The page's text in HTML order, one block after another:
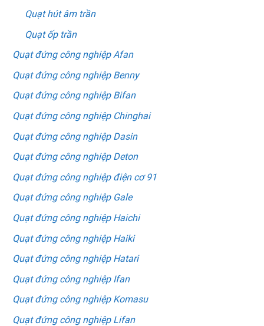
Quạt hút âm trần
Quạt ốp trần
Quạt đứng công nghiệp Afan
Quạt đứng công nghiệp Benny
Quạt đứng công nghiệp Bifan
Quạt đứng công nghiệp Chinghai
Quạt đứng công nghiệp Dasin
Quạt đứng công nghiệp Deton
Quạt đứng công nghiệp điện cơ 91
Quạt đứng công nghiệp Gale
Quạt đứng công nghiệp Haichi
Quạt đứng công nghiệp Haiki
Quạt đứng công nghiệp Hatari
Quạt đứng công nghiệp Ifan
Quạt đứng công nghiệp Komasu
Quạt đứng công nghiệp Lifan